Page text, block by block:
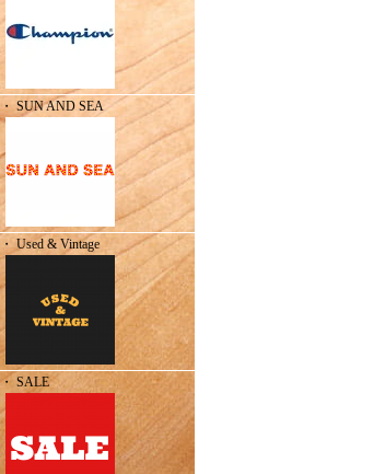
・ SUN AND SEA
・ Used & Vintage
・ SALE